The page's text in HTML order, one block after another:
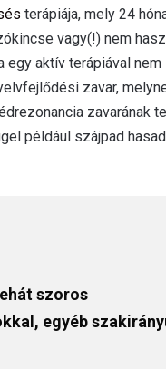
terápiája, mely 24
vagy(!) nem
egy aktív terápiával
zavar,
zavarának
például szájpad
szoros
egyéb